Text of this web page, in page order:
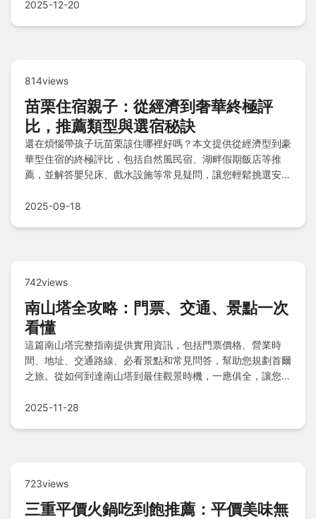
2025-12-20
814views
苗栗住宿親子：從經濟到奢華終極評
比，推薦類型與選宿秘訣
還在煩惱帶孩子玩苗栗該住哪裡好嗎？本文提供從經濟型到豪
華型住宿的終極評比，包括自然風民宿、湖畔假期飯店等推
薦，並解答嬰兒床、戲水設施等常見疑問，讓您輕鬆挑選安全
2025-09-18
742views
南山塔全攻略：門票、交通、景點一次
看懂
這篇南山塔完整指南提供實用資訊，包括門票價格、營業時
間、地址、交通路線、必看景點和常見問答，幫助您規劃首爾
之旅。從如何到達南山塔到最佳觀景時機，一應俱全，讓您的
2025-11-28
723views
三重平價火鍋吃到飽推薦：平價美味無